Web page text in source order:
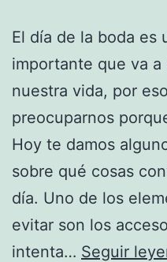
El día de la boda es
importante que va a
nuestra vida, por
preocuparnos
Hoy te damos
sobre qué cosas
día. Uno de los
evitar son los
intenta… Seguir